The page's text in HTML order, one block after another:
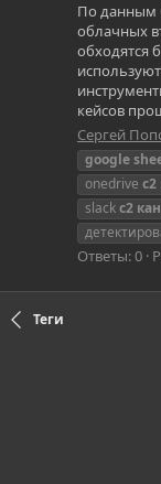
По данным
облачных
обходятся
кейсов
Сергей
google
onedrive c2
slackc2
Ответы: 0
Теги